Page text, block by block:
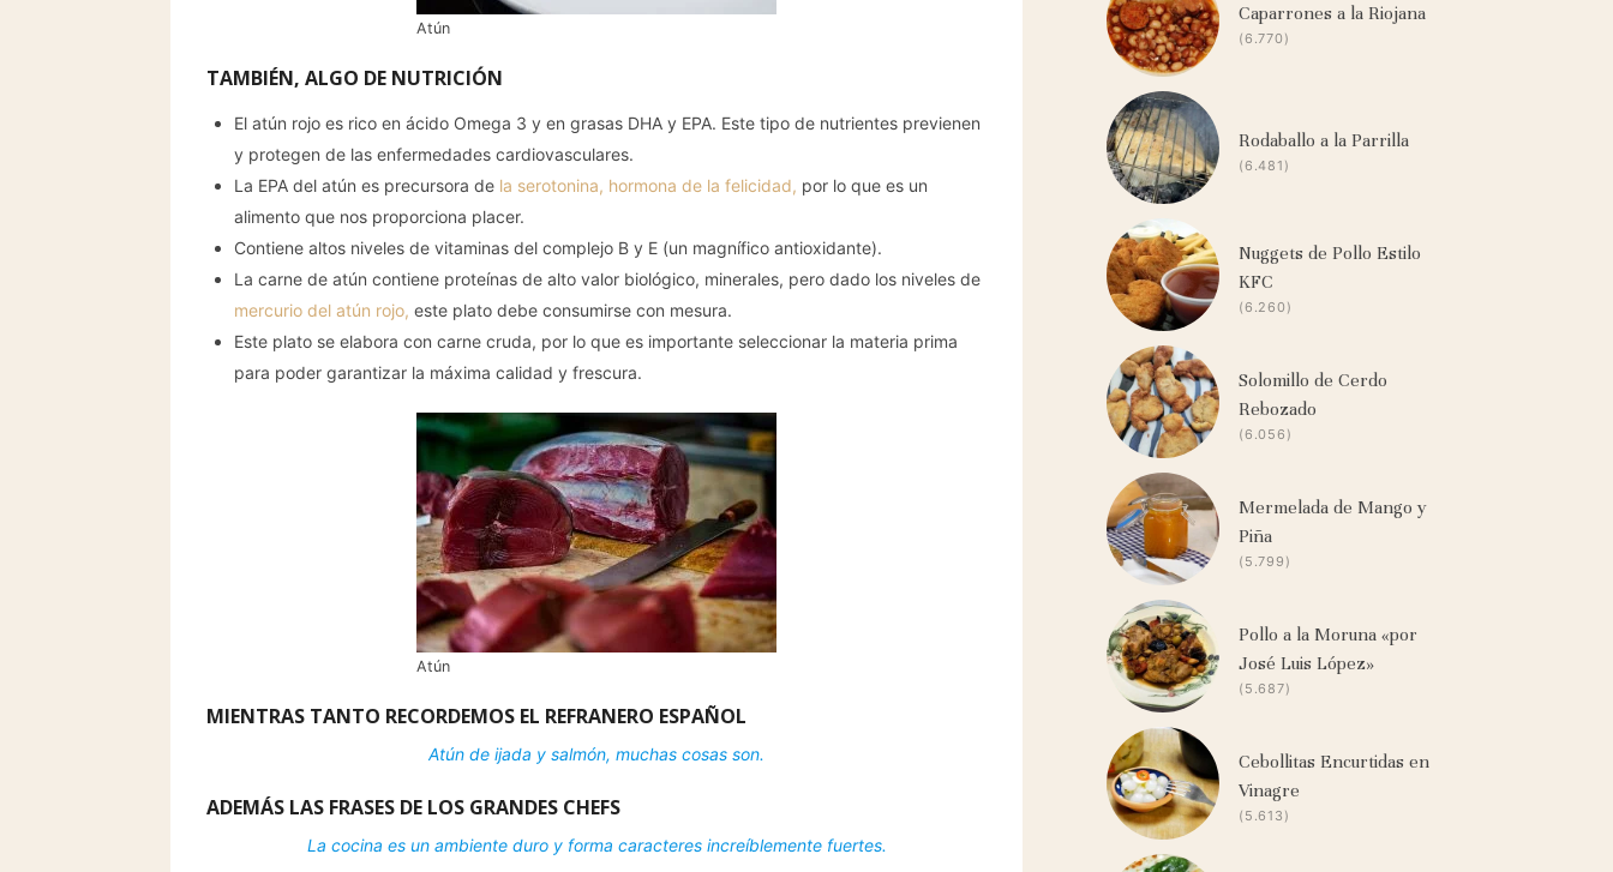
Atún
TAMBIÉN, ALGO DE NUTRICIÓN
El atún rojo es rico en ácido Omega 3 y en grasas DHA y EPA. Este tipo de nutrientes previenen
y protegen de las enfermedades cardiovasculares.
La EPA del atún es precursora dela serotonina, hormona de la felicidad, por lo que es un
alimento que nos proporciona placer.
Contiene altos niveles de vitaminas del complejo B y E (un magnífico antioxidante).
La carne de atún contiene proteínas de alto valor biológico, minerales, pero dado los niveles de
mercurio del atún rojo, este plato debe consumirse con mesura.
Este plato se elabora con carne cruda, por lo que es importante seleccionar la materia prima
para poder garantizar la máxima calidad y frescura.
Atún
MIENTRAS TANTO RECORDEMOS EL REFRANERO ESPAÑOL
Atún de ijada y salmón, muchas cosas son.
ADEMÁS LAS FRASES DE LOS GRANDES CHEFS
La cocina es un ambiente duro y forma caracteres increíblemente fuertes.
Caparrones a la Riojana
(6.770)
Rodaballo a la Parrilla
(6.481)
Nuggets de Pollo Estilo
KFC
(6.260)
Solomillo de Cerdo
Rebozado
(6.056)
Mermelada de Mango y
Piña
(5.799)
Pollo a la Moruna «por
José Luis López»
(5.687)
Cebollitas Encurtidas en
Vinagre
(5.613)